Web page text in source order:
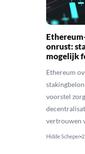
onrust:
mogelijk
Ethereum
voorstel
vertrouwen
Hidde Scheper